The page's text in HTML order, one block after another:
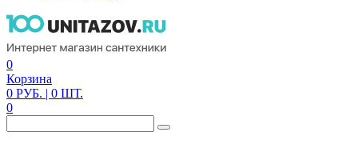
0
Корзина
0 РУБ. | 0 ШТ.
0